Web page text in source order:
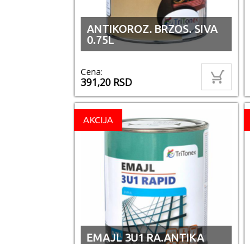
ANTIKOROZ. BRZOS. SIVA
0.75L
Cena:
391,20 RSD
AKCIJA
EMAJL 3U1 RA.ANTIKA